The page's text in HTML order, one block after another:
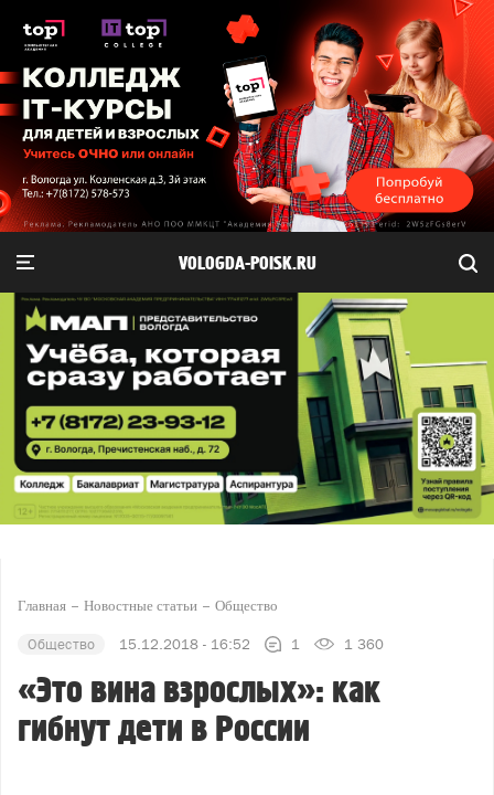
VOLOGDA-POISK.RU
Главная Новостные статьи Общество
Общество 15.12.2018 - 16:52 1 1 360
«Это вина взрослых»: как
гибнут дети в России